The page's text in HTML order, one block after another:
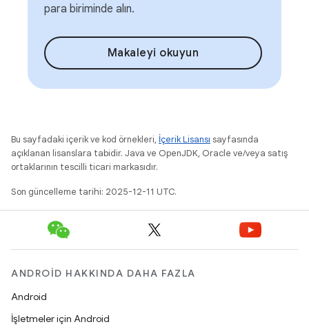
para biriminde alın.
Makaleyi okuyun
Bu sayfadaki içerik ve kod örnekleri, İçerik Lisansı sayfasında
açıklanan lisanslara tabidir. Java ve OpenJDK, Oracle ve/veya satış
ortaklarının tescilli ticari markasıdır.
Son güncelleme tarihi: 2025-12-11 UTC.
ANDROID HAKKINDA DAHA FAZLA
Android
İşletmeler için Android